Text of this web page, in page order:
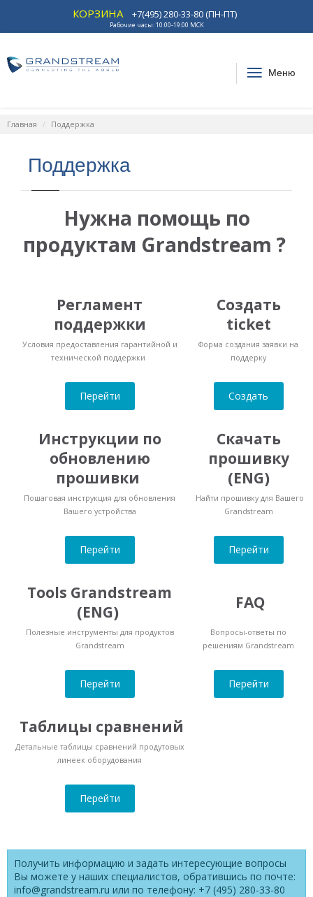
КОРЗИНА +7(495) 280-33-80 (ПН-ПТ)
Рабочие часы: 10:00-19:00 МСК
Меню
Главная Поддержка
Поддержка
Нужна помощь по
продуктам Grandstream ?
Регламент
поддержки
Создать
ticket
Условия предоставления гарантийной и
технической поддержки
Форма создания заявки на
поддерку
Перейти Создать
Инструкции по
обновлению
прошивки
Скачать
прошивку
(ENG)
Пошаговая инструкция для обновления
Вашего устройства
Найти прошивку для Вашего
Grandstream
Перейти Перейти
Tools Grandstream
(ENG)
FAQ
Полезные инструменты для продуктов
Grandstream
Вопросы-ответы по
решениям Grandstream
Перейти Перейти
Таблицы сравнений
Детальные таблицы сравнений продутовых
линеек оборудования
Перейти
Получить информацию и задать интересующие вопросы
Вы можете у наших специалистов, обратившись по почте:
info@grandstream.ru или по телефону: +7 (495) 280-33-80